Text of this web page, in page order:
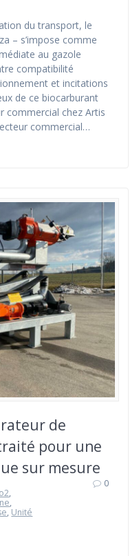
du transport, le
– s’impose comme
au gazole
compatibilité
et incitations
de ce biocarburant
commercial chez Artis
commercial…
de
pour une
sur mesure
,
,
, Unité
0